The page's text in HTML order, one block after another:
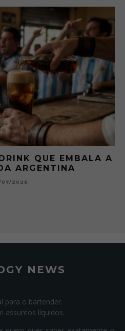
QUE MUDOU A
MARTINI
07/2026
NEWS
para o bartender.
assuntos líquidos.